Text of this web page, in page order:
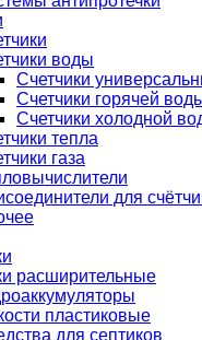
воды
Счетчики
Счетчики горячей
Счетчики холодной
тепла
газа
для
расширительные
пластиковые
для септиков